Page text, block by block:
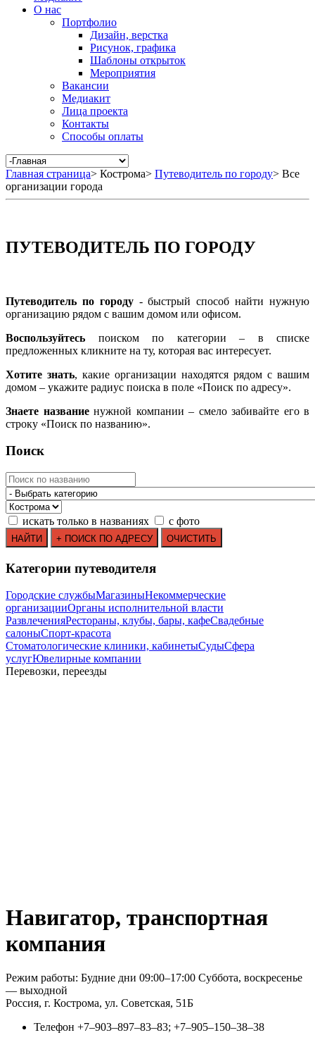
О нас
Портфолио
Дизайн, верстка
Рисунок, графика
Шаблоны открыток
Мероприятия
Вакансии
Медиакит
Лица проекта
Контакты
Способы оплаты
Главная страница> Кострома> Путеводитель по городу> Все
организации города
ПУТЕВОДИТЕЛЬ ПО ГОРОДУ
Путеводитель по городу- быстрый способ найти нужную
организацию рядом с вашим домом или офисом.
Воспользуйтесь поиском по категории – в списке
предложенных кликните на ту, которая вас интересует.
Хотите знать, какие организации находятся рядом с вашим
домом – укажите радиус поиска в поле «Поиск по адресу».
Знаете названиенужной компании – смело забивайте его в
строку «Поиск по названию».
Поиск
искать только в названиях с фото
Категории путеводителя
Городские службыМагазиныНекоммерческие
организацииОрганы исполнительной власти
РазвлеченияРестораны, клубы, бары, кафеСвадебные
салоныСпорт-красота
Стоматологические клиники, кабинетыСудыСфера
услугЮвелирные компании
Перевозки, переезды
Навигатор, транспортная
компания
Режим работы: Будние дни 09:00–17:00 Суббота, воскресенье
— выходной
Россия, г. Кострома, ул. Советская, 51Б
Телефон +7‒903‒897‒83‒83; +7‒905‒150‒38‒38